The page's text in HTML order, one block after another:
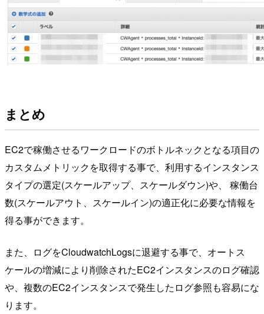
まとめ
EC2で稼働させるワークロードのボトルネックとなる項目の
カスタムメトリックを取得する事で、利用するインスタンス
タイプの選定(スケールアップ、スケールダウン)や、 稼働台
数(スケールアウト、スケールイン)の適正化に必要な情報を
得る事ができます。
また、ログをCloudwatchLogsに退避する事で、オートス
ケールの増減により削除されたEC2インスタンスのログ確認
や、複数のEC2インスタンスで発生したログ参照も容易にな
ります。